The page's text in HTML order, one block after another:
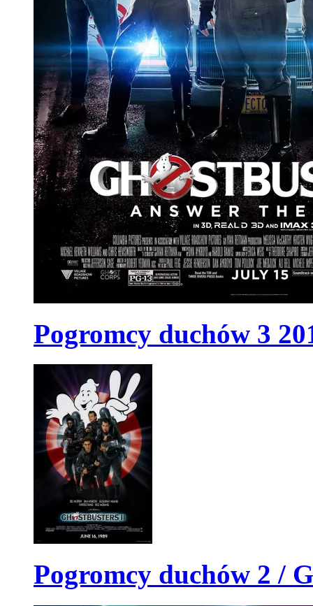
Freddy kontra Jason
Freddy jest uwięziony w Piekle, z którego w zasadzie nie ma
Freddy znajduje sposób, który może mu ułatwić wyrwanie się z
ściągnąć na ulicę Wiązów bestialskiego Jasona Voorheesa,
i skłonić go do wszczęcia tam morderczej działalności. Kilku
jednak przejrzeć podstępny p
Constantine
Pogromcy duchów 3
Pogromcy duchów 2 /